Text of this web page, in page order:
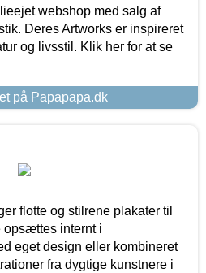
webshop med salg af
Deres Artworks er inspireret
og livsstil. Klik her for at se
på Papapapa.dk
flotte og stilrene plakater til
opsættes internt i
eget design eller kombineret
fra dygtige kunstnere i